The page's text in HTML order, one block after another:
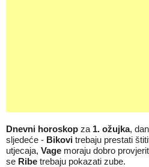
Dnevni horoskop za 1. ožujka,
sljedeće - Bikovi trebaju prestati
utjecaja, Vage moraju dobro
se Ribe trebaju pokazati zube.